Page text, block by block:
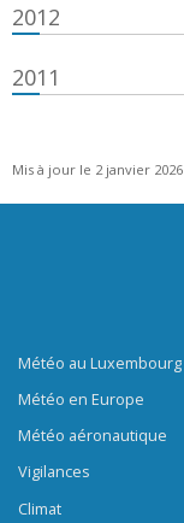
2012
2011
Mis à jour le 2 janvier 2026
Météo au Luxembourg
Météo en Europe
Météo aéronautique
Vigilances
Climat